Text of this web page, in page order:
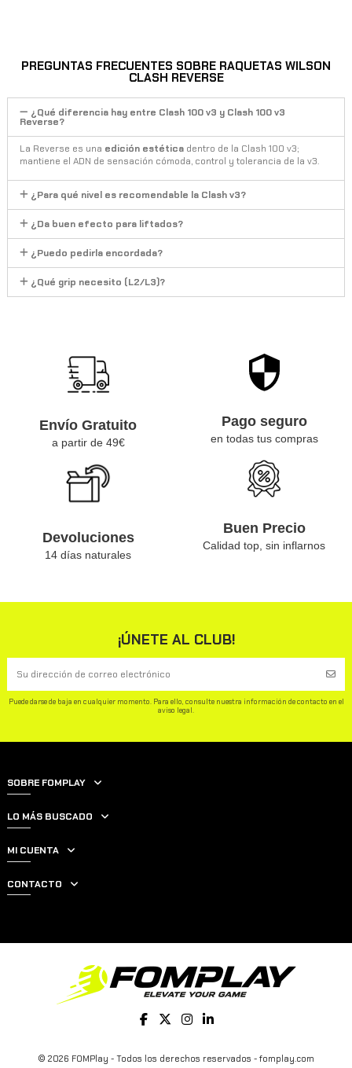
PREGUNTAS FRECUENTES SOBRE RAQUETAS WILSON
CLASH REVERSE
¿Qué diferencia hay entre Clash 100 v3 y Clash 100 v3
Reverse?
La Reverse es una edición estética dentro de la Clash 100 v3;
mantiene el ADN de sensación cómoda, control y tolerancia de la v3.
¿Para qué nivel es recomendable la Clash v3?
¿Da buen efecto para liftados?
¿Puedo pedirla encordada?
¿Qué grip necesito (L2/L3)?
Envío Gratuito
a partir de 49€
Pago seguro
en todas tus compras
Devoluciones
14 días naturales
Buen Precio
Calidad top, sin inflarnos
¡ÚNETE AL CLUB!
Puede darse de baja en cualquier momento. Para ello, consulte nuestra información de contacto en el
aviso legal.
SOBRE FOMPLAY
LO MÁS BUSCADO
MI CUENTA
CONTACTO
© 2026 FOMPlay - Todos los derechos reservados - fomplay.com